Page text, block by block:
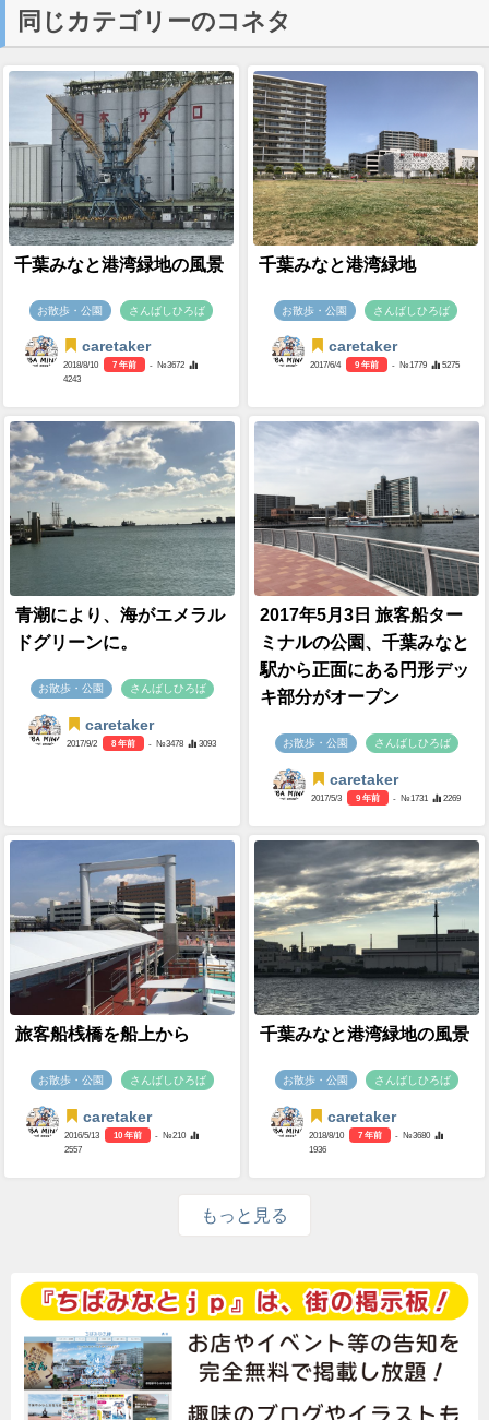
同じカテゴリーのコネタ
千葉みなと港湾緑地の風景
お散歩・公園 さんばしひろば
caretaker
2018/8/10 7 年前
- №3672
4243
千葉みなと港湾緑地
お散歩・公園 さんばしひろば
caretaker
2017/6/4 9 年前 - №1779 5275
青潮により、海がエメラル
ドグリーンに。
お散歩・公園 さんばしひろば
caretaker
2017/9/2 8 年前 - №3478 3093
2017年5月3日 旅客船ター
ミナルの公園、千葉みなと
駅から正面にある円形デッ
キ部分がオープン
お散歩・公園 さんばしひろば
caretaker
2017/5/3 9 年前 - №1731 2269
旅客船桟橋を船上から
お散歩・公園 さんばしひろば
caretaker
2016/5/13 10 年前
- №210
2557
千葉みなと港湾緑地の風景
お散歩・公園 さんばしひろば
caretaker
2018/8/10 7 年前
- №3680
1936
もっと見る